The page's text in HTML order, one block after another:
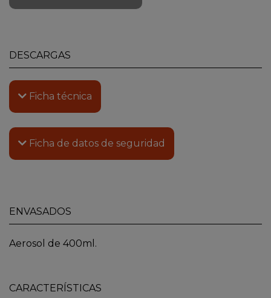
DESCARGAS
Ficha técnica
Ficha de datos de seguridad
ENVASADOS
Aerosol de 400ml.
CARACTERÍSTICAS